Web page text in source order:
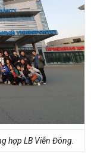
hợp LB Viễn Đông.